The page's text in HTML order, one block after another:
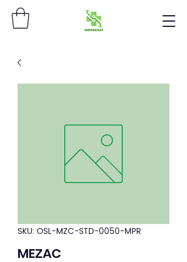
SKU: OSL-MZC-STD-0050-MPR
MEZAC